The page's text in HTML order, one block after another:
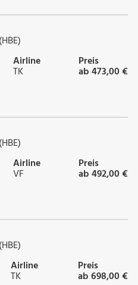
Airline
TK
Preis
ab 473,00 €
Airline
VF
Preis
ab 492,00 €
Airline
TK
Preis
ab 698,00 €